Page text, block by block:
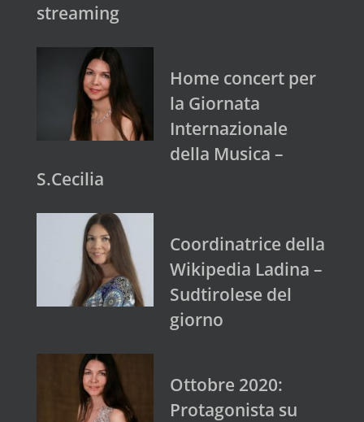
streaming
Home concert per
la Giornata
Internazionale
della Musica –
S.Cecilia
Coordinatrice della
Wikipedia Ladina –
Sudtirolese del
giorno
Ottobre 2020:
Protagonista su